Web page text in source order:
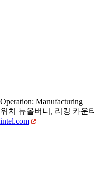
Operation: Manufacturing
위치 뉴올버니, 리킹 카운티
intel.com